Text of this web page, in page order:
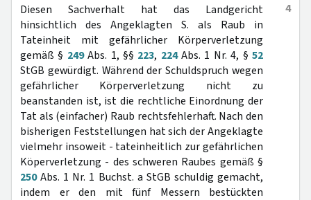
4
Diesen Sachverhalt hat das Landgericht
hinsichtlich des Angeklagten S. als Raub in
Tateinheit mit gefährlicher Körperverletzung
gemäß § 249Abs. 1, §§ 223, 224Abs. 1 Nr. 4, §52
StGB gewürdigt. Während der Schuldspruch wegen
gefährlicher Körperverletzung nicht zu
beanstanden ist, ist die rechtliche Einordnung der
Tat als (einfacher) Raub rechtsfehlerhaft. Nach den
bisherigen Feststellungen hat sich der Angeklagte
vielmehr insoweit - tateinheitlich zur gefährlichen
Köperverletzung - des schweren Raubes gemäß §
250Abs. 1 Nr. 1 Buchst. a StGB schuldig gemacht,
indem er den mit fünf Messern bestückten